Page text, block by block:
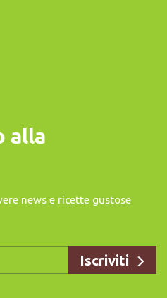
alla
news e ricette gustose